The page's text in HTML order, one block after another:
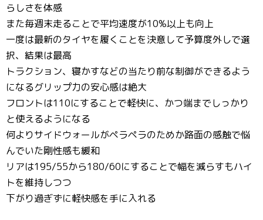
らしさを体感
また毎週末走ることで平均速度が10%以上も向上
一度は最新のタイヤを履くことを決意して予算度外しで選
択、結果は最高
トラクション、寝かすなどの当たり前な制御ができるよう
になるグリップ力の安心感は絶大
フロントは110にすることで軽快に、かつ端までしっかり
と使えるようになる
何よりサイドウォールがペラペラのためか路面の感触で悩
んでいた剛性感も緩和
リアは195/55から180/60にすることで幅を減らすもハイ
トを維持しつつ
下がり過ぎずに軽快感を手に入れる